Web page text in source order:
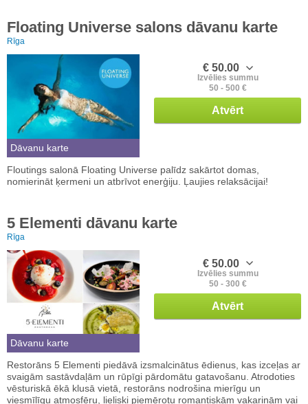
Floating Universe salons dāvanu karte
Rīga
Dāvanu karte
€ 50.00
Izvēlies summu
50 - 500 €
Atvērt
Floutings salonā Floating Universe palīdz sakārtot domas,
nomierināt ķermeni un atbrīvot enerģiju. Ļaujies relaksācijai!
5 Elementi dāvanu karte
Rīga
Dāvanu karte
€ 50.00
Izvēlies summu
50 - 300 €
Atvērt
Restorāns 5 Elementi piedāvā izsmalcinātus ēdienus, kas izceļas ar
svaigām sastāvdaļām un rūpīgi pārdomātu gatavošanu. Atrodoties
vēsturiskā ēkā klusā vietā, restorāns nodrošina mierīgu un
viesmīlīgu atmosfēru, lieliski piemērotu romantiskām vakariņām vai